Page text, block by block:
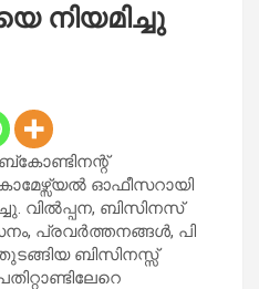
നിയമിച്ചു
ഓഫീസറായി
വില്‍പ്പന, ബിസിനസ്
പ്രവര്‍ത്തനങ്ങള്‍, പി
ബിസിനസ്സ്